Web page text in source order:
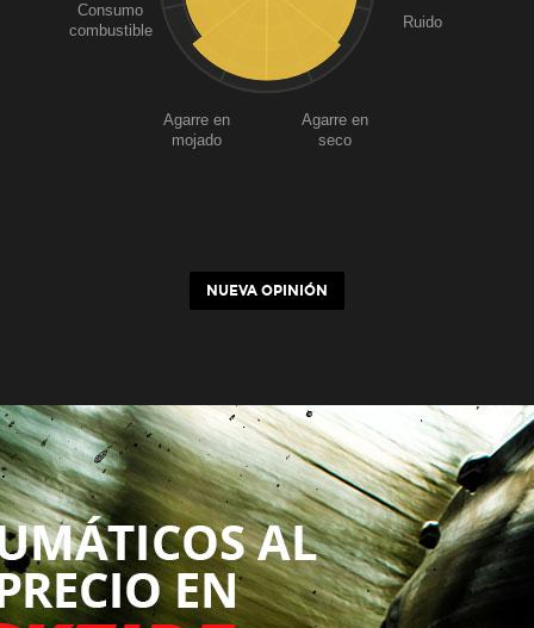
Ruido
Agarre en
seco
Agarre en
mojado
Consumo
combustible
NUEVA OPINIÓN